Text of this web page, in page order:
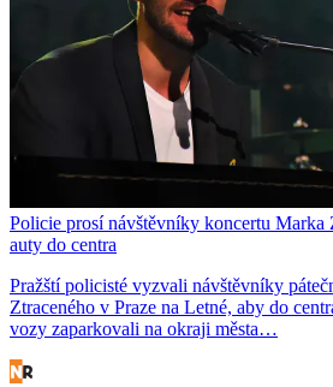
Policie prosí návštěvníky koncertu Marka
auty do centra
Pražští policisté vyzvali návštěvníky
Ztraceného v Praze na Letné, aby do
vozy zaparkovali na okraji města…